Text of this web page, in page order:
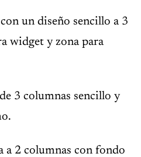
un diseño sencillo a 3
widget y zona para
3 columnas sencillo y
a 2 columnas con fondo